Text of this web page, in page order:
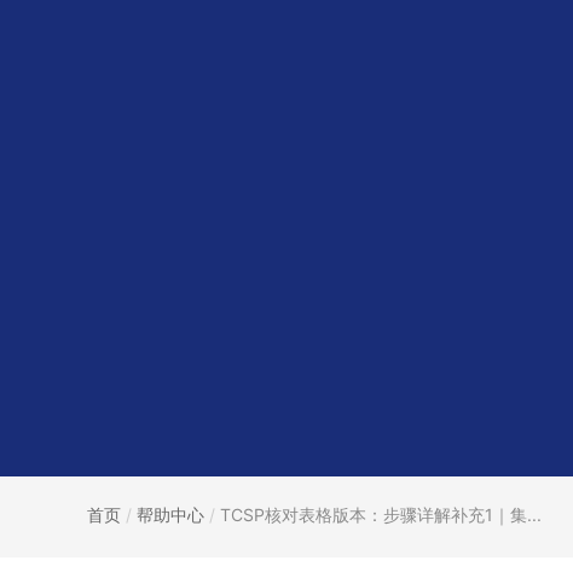
首页 / 帮助中心 / TCSP核对表格版本：步骤详解补充1｜集...